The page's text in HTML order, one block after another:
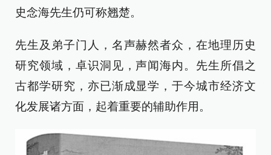
史念海先生仍可称翘楚。
先生及弟子门人，名声赫然者众，在地理历史
研究领域，卓识洞见，声闻海内。先生所倡之
古都学研究，亦已渐成显学，于今城市经济文
化发展诸方面，起着重要的辅助作用。